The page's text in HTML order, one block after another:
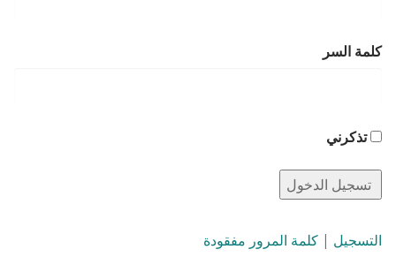
كلمة السر
تذكرني
التسجيل | كلمة المرور مفقودة